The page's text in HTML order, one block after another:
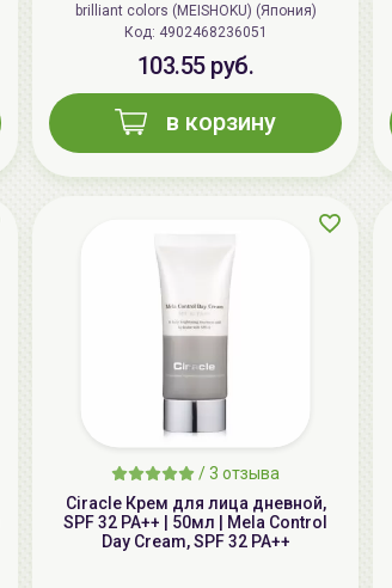
brilliant colors (MEISHOKU) (Япония)
Код: 4902468236051
103.55 руб.
в корзину
/3 отзыва
Ciracle Крем для лица дневной,
SPF 32 PA++ | 50мл | Mela Control
Day Cream, SPF 32 PA++